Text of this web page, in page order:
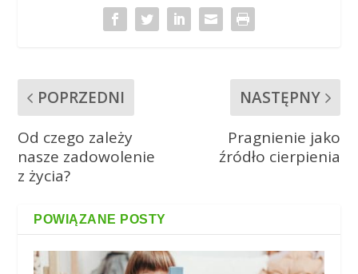
POPRZEDNI
Od czego zależy
nasze zadowolenie
z życia?
NASTĘPNY
Pragnienie jako
źródło cierpienia
POWIĄZANE POSTY